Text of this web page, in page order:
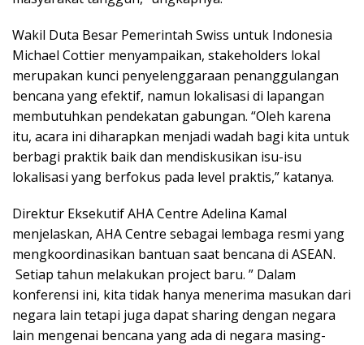
Wakil Duta Besar Pemerintah Swiss untuk Indonesia
Michael Cottier menyampaikan, stakeholders lokal
merupakan kunci penyelenggaraan penanggulangan
bencana yang efektif, namun lokalisasi di lapangan
membutuhkan pendekatan gabungan. “Oleh karena
itu, acara ini diharapkan menjadi wadah bagi kita untuk
berbagi praktik baik dan mendiskusikan isu-isu
lokalisasi yang berfokus pada level praktis,” katanya.
Direktur Eksekutif AHA Centre Adelina Kamal
menjelaskan, AHA Centre sebagai lembaga resmi yang
mengkoordinasikan bantuan saat bencana di ASEAN.
Setiap tahun melakukan project baru. ” Dalam
konferensi ini, kita tidak hanya menerima masukan dari
negara lain tetapi juga dapat sharing dengan negara
lain mengenai bencana yang ada di negara masing-